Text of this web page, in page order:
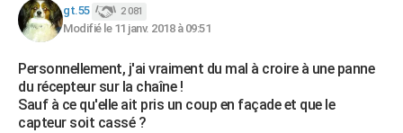
gt.55 2 081
Modifié le 11 janv. 2018 à 09:51
Personnellement, j'ai vraiment du mal à croire à une panne
du récepteur sur la chaîne !
Sauf à ce qu'elle ait pris un coup en façade et que le
capteur soit cassé ?